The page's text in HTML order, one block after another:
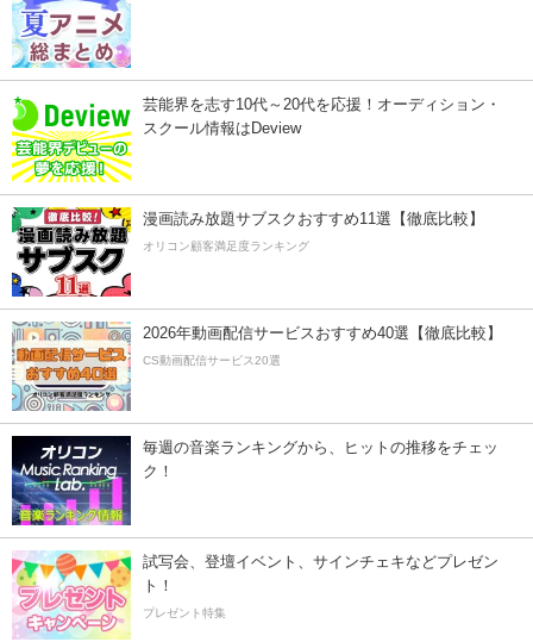
芸能界を志す10代～20代を応援！オーディション・
スクール情報はDeview
漫画読み放題サブスクおすすめ11選【徹底比較】
オリコン顧客満足度ランキング
2026年動画配信サービスおすすめ40選【徹底比較】
CS動画配信サービス20選
毎週の音楽ランキングから、ヒットの推移をチェッ
ク！
試写会、登壇イベント、サインチェキなどプレゼン
ト！
プレゼント特集